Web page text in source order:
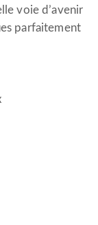
voie d’avenir
parfaitement